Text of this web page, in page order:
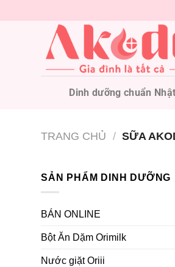
đến
Dinh dưỡng chuẩn Nhật
TRANG CHỦ / SỮA
SẢN PHẨM DINH DƯỠNG
BÁN ONLINE
Bột Ăn Dặm Orimilk
Nước giặt Oriii